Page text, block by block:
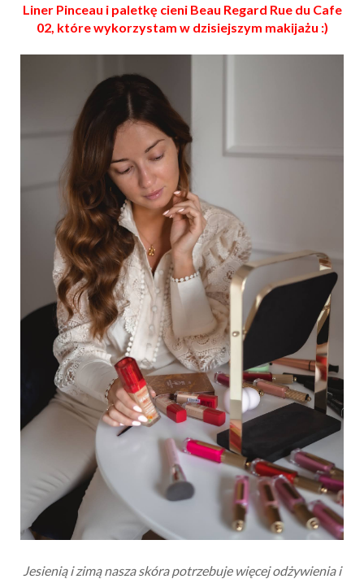
Liner Pinceau i paletkę cieni Beau Regard Rue du Cafe
02, które wykorzystam w dzisiejszym makijażu :)
Jesienią i zimą nasza skóra potrzebuje więcej odżywienia i